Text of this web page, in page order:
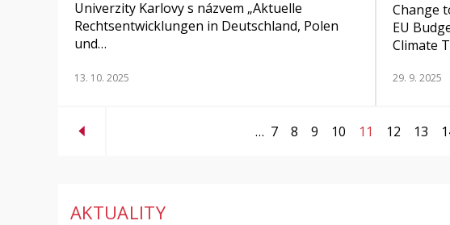
Univerzity Karlovy s názvem „Aktuelle
Rechtsentwicklungen in Deutschland, Polen
und…
13. 10. 2025
Change
EU
Climate
29. 9. 2025
… 7 8 9 10 11 12 13
AKTUALITY